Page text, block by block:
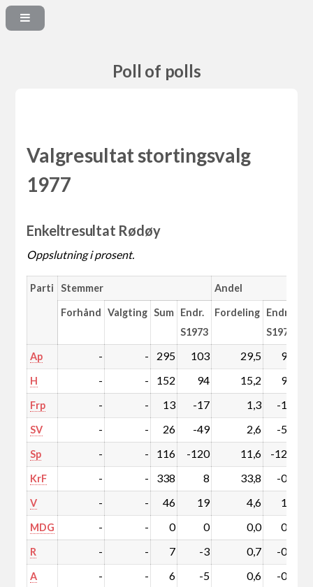
Poll of polls
Valgresultat stortingsvalg
1977
Enkeltresultat Rødøy
Oppslutning i prosent.
Parti Stemmer Andel
Forhånd Valgting Sum Endr.
S1973
Fordeling Endr.
S1973
Ap - - 295 103 29,5 9,7
H - - 152 94 15,2 9,2
Frp - - 13 -17 1,3 -1,8
SV - - 26 -49 2,6 -5,1
Sp - - 116 -120 11,6 -12,7
KrF - - 338 8 33,8 -0,2
V - - 46 19 4,6 1,8
MDG - - 0 0 0,0 0,0
R - - 7 -3 0,7 -0,3
A - - 6 -5 0,6 -0,5